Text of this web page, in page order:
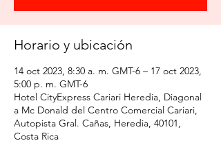
Horario y ubicación
14 oct 2023, 8:30 a. m. GMT-6 – 17 oct 2023,
5:00 p. m. GMT-6
Hotel CityExpress Cariari Heredia, Diagonal
a Mc Donald del Centro Comercial Cariari,
Autopista Gral. Cañas, Heredia, 40101,
Costa Rica